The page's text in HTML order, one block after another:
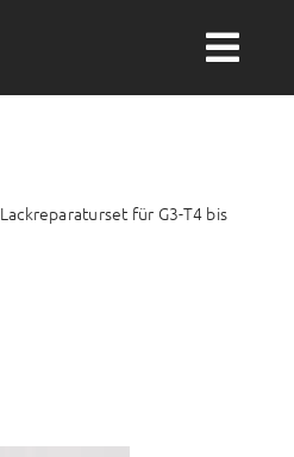
Lackreparaturset für G3-T4 bis